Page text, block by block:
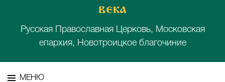
века
Русская Православная Церковь, Московская
епархия, Новотроицкое благочиние
МЕНЮ